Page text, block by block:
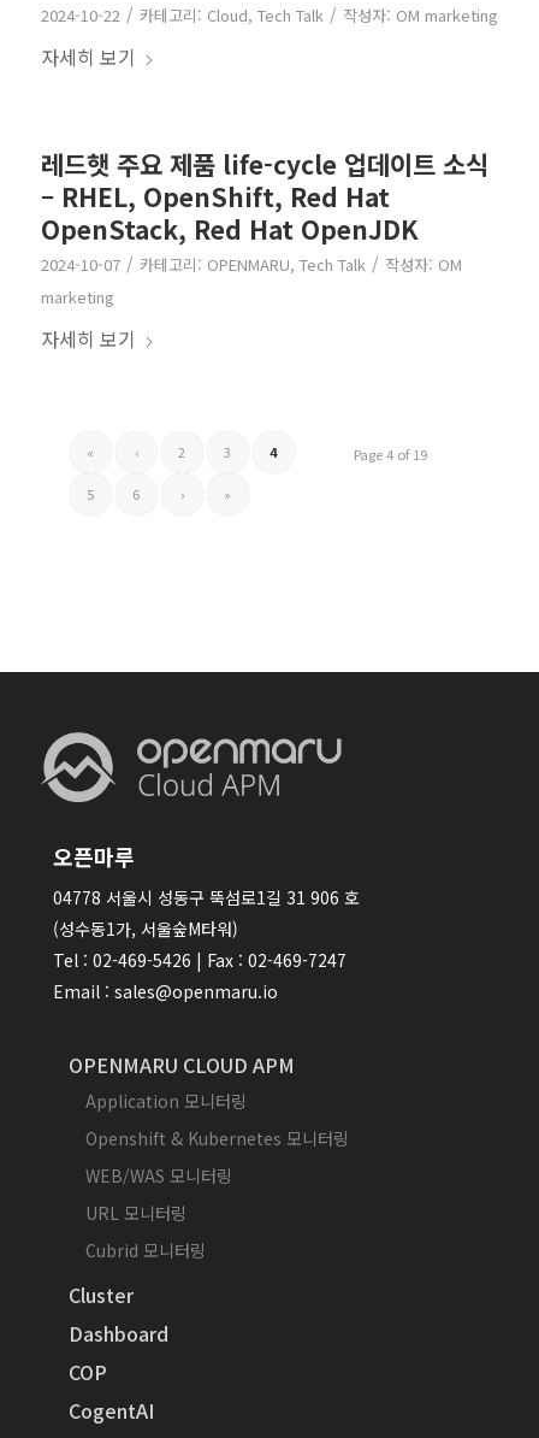
2024-10-22 / 카테고리: Cloud, Tech Talk / 작성자: OM marketing
자세히 보기
레드햇 주요 제품 life-cycle 업데이트 소식
– RHEL, OpenShift, Red Hat
OpenStack, Red Hat OpenJDK
2024-10-07 / 카테고리: OPENMARU, Tech Talk / 작성자: OM
marketing
자세히 보기
Page 4 of 19
« ‹ 2 3 4
5 6 › »
오픈마루
04778 서울시 성동구 뚝섬로1길 31 906 호
(성수동1가, 서울숲M타워)
Tel : 02-469-5426 | Fax : 02-469-7247
Email : sales@openmaru.io
OPENMARU CLOUD APM
Application 모니터링
Openshift & Kubernetes 모니터링
WEB/WAS 모니터링
URL 모니터링
Cubrid 모니터링
Cluster
Dashboard
COP
CogentAI